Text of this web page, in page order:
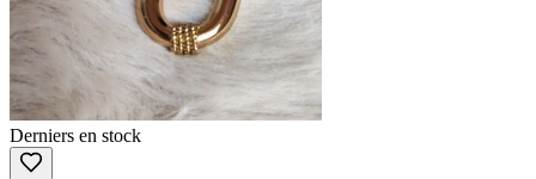
Derniers en stock